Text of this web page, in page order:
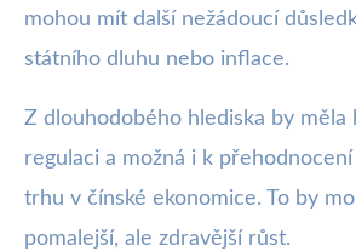
mohou mít další nežádoucí
státního dluhu nebo inflace.
Z dlouhodobého hlediska by měla
regulaci a možná i k
trhu v čínské ekonomice. To by
pomalejší, ale zdravější růst.